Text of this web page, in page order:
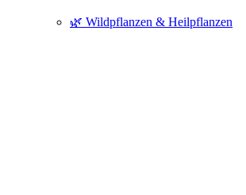
🌿 Wildpflanzen & Heilpflanzen